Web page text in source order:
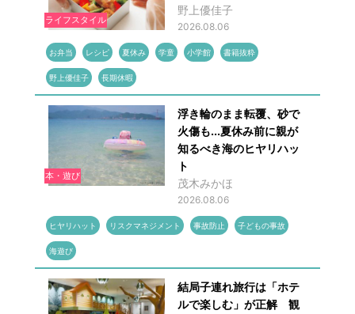
ライフスタイル
野上優佳子
2026.08.06
お弁当 レシピ 夏休み 学童 小学館 書籍抜粋
野上優佳子 長期休暇
本・遊び
浮き輪のまま転覆、砂で
火傷も...夏休み前に親が
知るべき海のヒヤリハッ
ト
茂木みかほ
2026.08.06
ヒヤリハット リスクマネジメント 事故防止 子どもの事故
海遊び
結局子連れ旅行は「ホテ
ルで楽しむ」が正解 観